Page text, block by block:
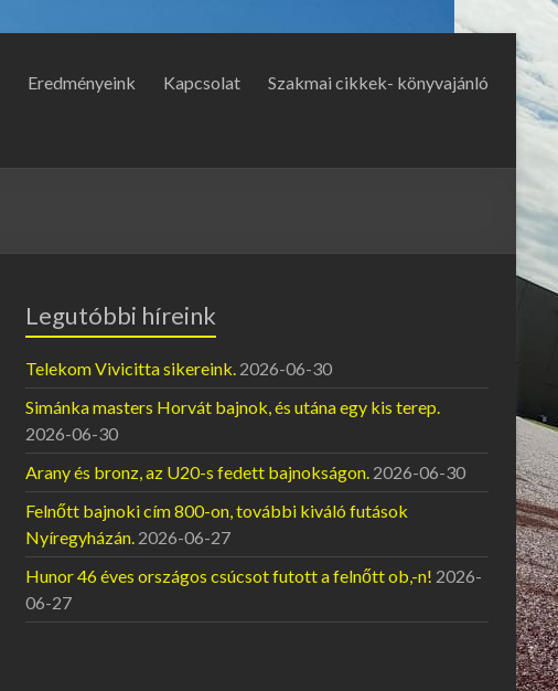
Eredményeink Kapcsolat Szakmai cikkek- könyvajánló
Legutóbbi híreink
Telekom Vivicitta sikereink. 2026-06-30
Simánka masters Horvát bajnok, és utána egy kis terep.
2026-06-30
Arany és bronz, az U20-s fedett bajnokságon. 2026-06-30
Felnőtt bajnoki cím 800-on, további kiváló futások
Nyíregyházán. 2026-06-27
Hunor 46 éves országos csúcsot futott a felnőtt ob,-n! 2026-
06-27